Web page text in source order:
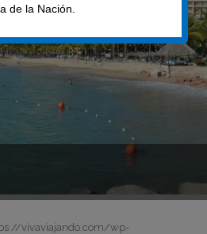
vivaviajando.com/wp-
de la Nación.